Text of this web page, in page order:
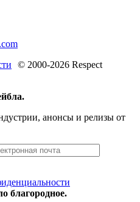
© 2000-2026 Respect
анонсы и релизы от
благородное.